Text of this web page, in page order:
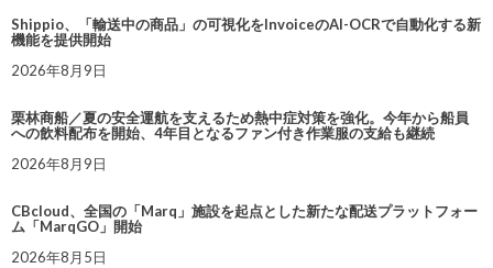
Shippio、「輸送中の商品」の可視化をInvoiceのAI-OCRで自動化する新
機能を提供開始
2026年8月9日
栗林商船／夏の安全運航を支えるため熱中症対策を強化。今年から船員
への飲料配布を開始、4年目となるファン付き作業服の支給も継続
2026年8月9日
CBcloud、全国の「Marq」施設を起点とした新たな配送プラットフォー
ム「MarqGO」開始
2026年8月5日